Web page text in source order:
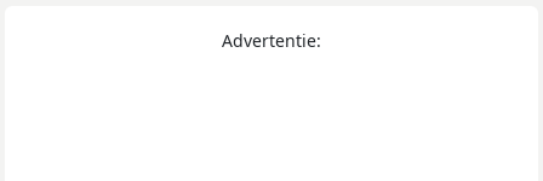
Advertentie: